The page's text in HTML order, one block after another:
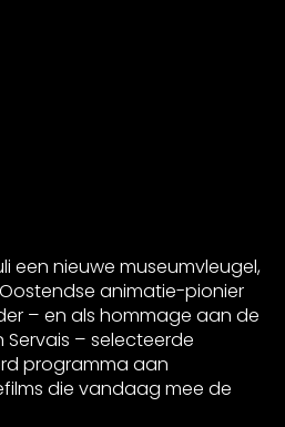
een nieuwe museumvleugel,
animatie-pionier
– en als hommage aan de
– selecteerde
programma aan
die vandaag mee de